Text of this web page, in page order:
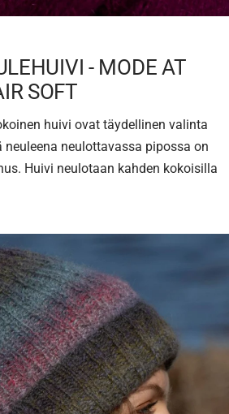
- MODE AT
SOFT
huivi ovat täydellinen valinta
neulottavassa pipossa on
Huivi neulotaan kahden kokoisilla